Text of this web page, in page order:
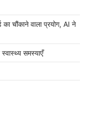
का चौंकाने वाला प्रयोग, AI ने
समस्याएँ